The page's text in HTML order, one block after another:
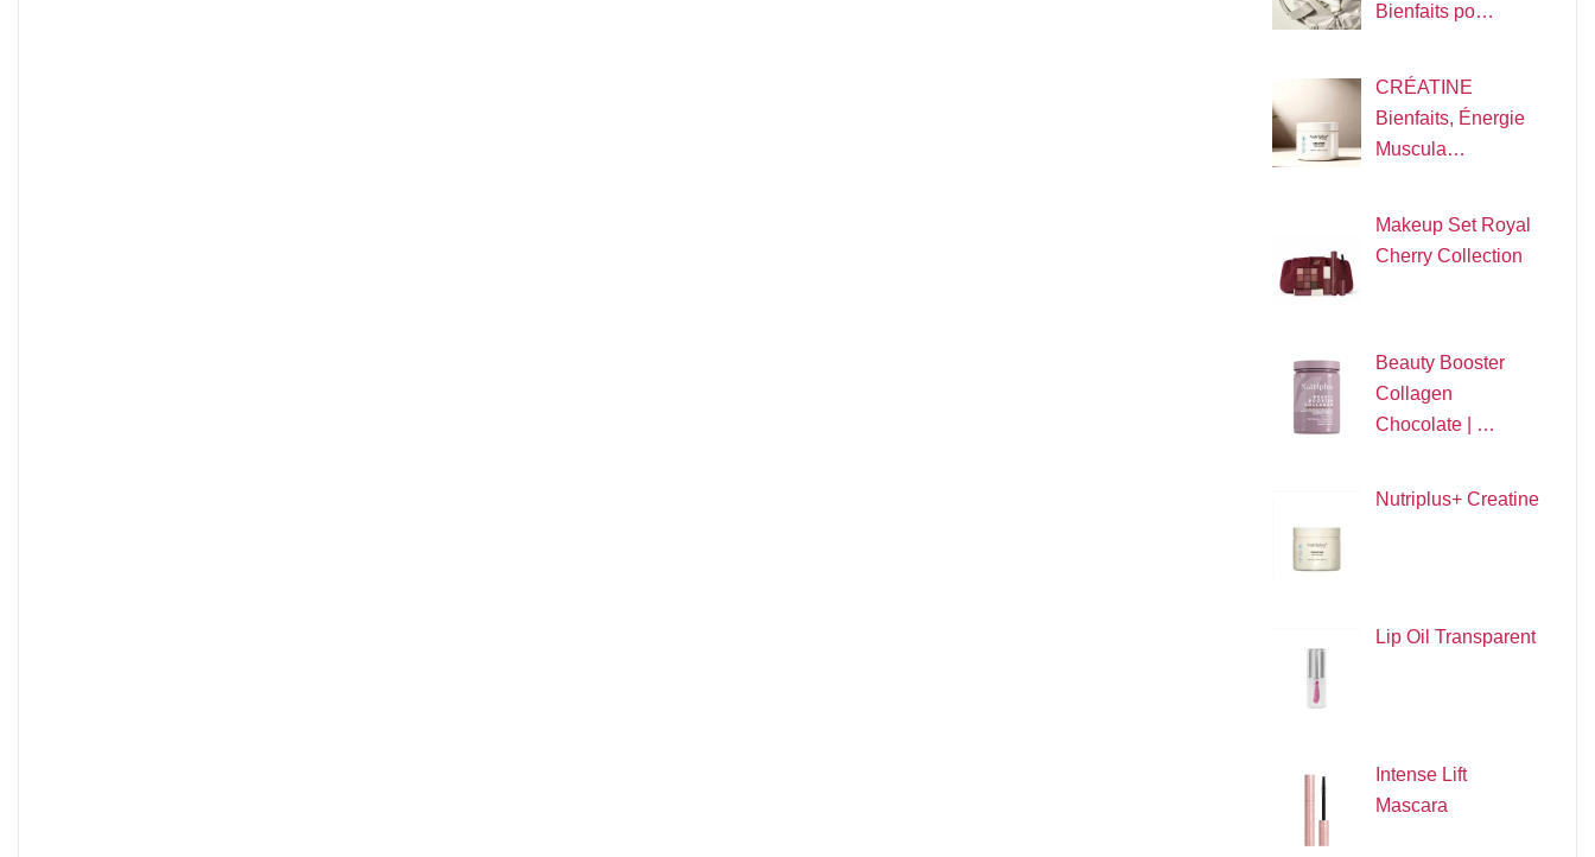
Bienfaits po…
CRÉATINE
Bienfaits, Énergie
Muscula…
Makeup Set Royal
Cherry Collection
Beauty Booster
Collagen
Chocolate | …
Nutriplus+ Creatine
Lip Oil Transparent
Intense Lift
Mascara